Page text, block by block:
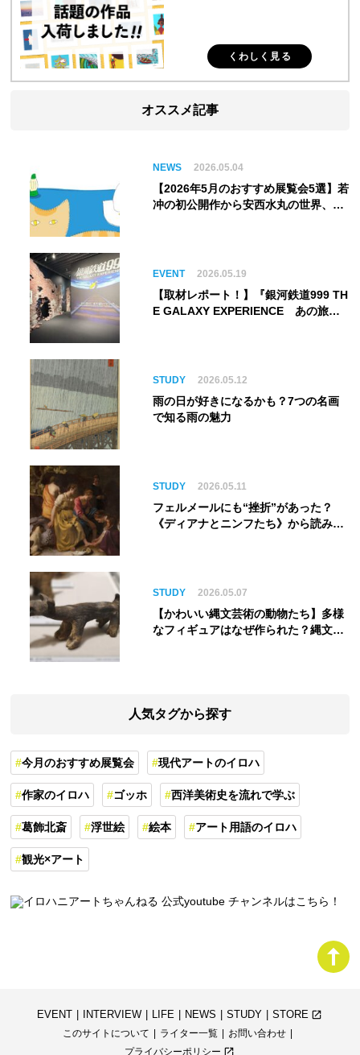
くわしく見る
オススメ記事
NEWS 2026.05.04
【2026年5月のおすすめ展覧会5選】若
冲の初公開作から安西水丸の世界、そ
EVENT 2026.05.19
【取材レポート！】『銀河鉄道999 TH
E GALAXY EXPERIENCE あの旅
ム】
STUDY 2026.05.12
雨の日が好きになるかも？7つの名画
で知る雨の魅力
STUDY 2026.05.11
フェルメールにも“挫折”があった？
《ディアナとニンフたち》から読み解
STUDY 2026.05.07
【かわいい縄文芸術の動物たち】多様
なフィギュアはなぜ作られた？縄文人
人気タグから探す
今月のおすすめ展覧会 現代アートのイロハ
作家のイロハ ゴッホ 西洋美術史を流れで学ぶ
葛飾北斎 浮世絵 絵本 アート用語のイロハ
観光×アート
EVENT INTERVIEW LIFE NEWS STUDY STORE launch
このサイトについて
ライター一覧
お問い合わせ
プライバシーポリシー launch